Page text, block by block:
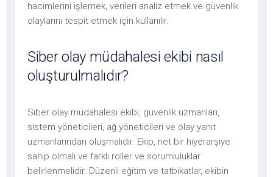
hacimlerini işlemek, verileri analiz etmek ve güvenlik
olaylarını tespit etmek için kullanılır.
Siber olay müdahalesi ekibi nasıl
oluşturulmalıdır?
Siber olay müdahalesi ekibi, güvenlik uzmanları,
sistem yöneticileri, ağ yöneticileri ve olay yanıt
uzmanlarından oluşmalıdır. Ekip, net bir hiyerarşiye
sahip olmalı ve farklı roller ve sorumluluklar
belirlenmelidir. Düzenli eğitim ve tatbikatlar, ekibin